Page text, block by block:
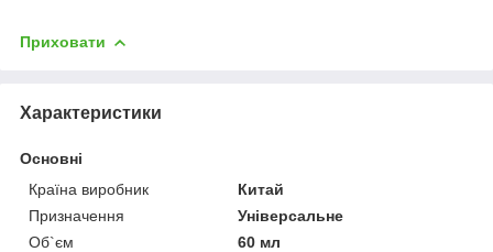
Приховати
Характеристики
Основні
Країна виробник
Китай
Призначення
Універсальне
Об`єм
60 мл